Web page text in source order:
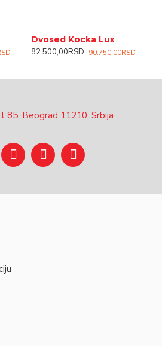
Dvosed Kocka Lux
82.500,00RSD 90.750,00RSD
85, Beograd 11210, Srbija